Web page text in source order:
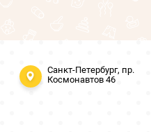
Санкт-Петербург, пр.
Космонавтов 46